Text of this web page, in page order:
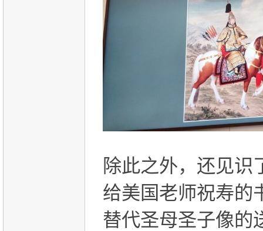
除此之外，还见识
给美国老师祝寿的
替代圣母圣子像的